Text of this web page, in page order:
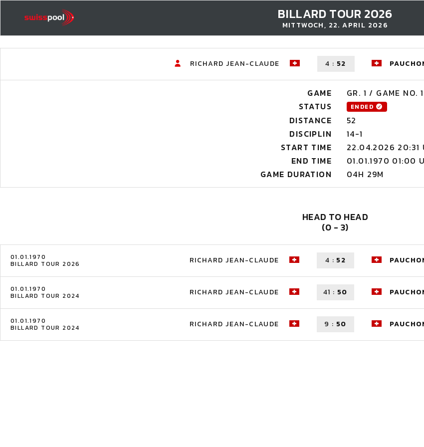
BILLARD TOUR 2026
MITTWOCH, 22. APRIL 2026
RICHARD JEAN-CLAUDE 4 : 52
GAME
GR. 1 / GAME NO. 1
STATUS
ENDED
DISTANCE
52
DISCIPLIN
14-1
START TIME
22.04.2026 20:31
END TIME
01.01.1970 01:00
GAME DURATION
04H 29M
HEAD TO HEAD
(0 - 3)
01.01.1970
BILLARD TOUR 2026 RICHARD JEAN-CLAUDE 4 : 52
01.01.1970
BILLARD TOUR 2024 RICHARD JEAN-CLAUDE 41 : 50
01.01.1970
BILLARD TOUR 2024 RICHARD JEAN-CLAUDE 9 : 50